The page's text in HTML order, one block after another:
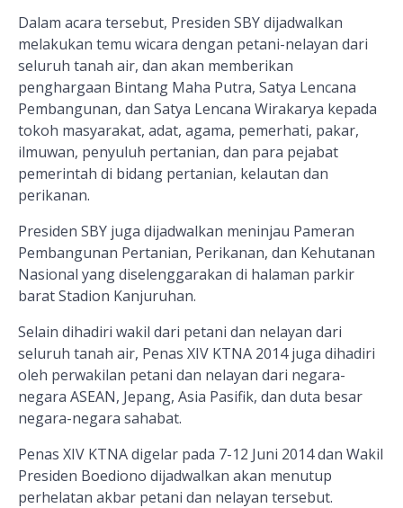
Dalam acara tersebut, Presiden SBY dijadwalkan
melakukan temu wicara dengan petani-nelayan dari
seluruh tanah air, dan akan memberikan
penghargaan Bintang Maha Putra, Satya Lencana
Pembangunan, dan Satya Lencana Wirakarya kepada
tokoh masyarakat, adat, agama, pemerhati, pakar,
ilmuwan, penyuluh pertanian, dan para pejabat
pemerintah di bidang pertanian, kelautan dan
perikanan.
Presiden SBY juga dijadwalkan meninjau Pameran
Pembangunan Pertanian, Perikanan, dan Kehutanan
Nasional yang diselenggarakan di halaman parkir
barat Stadion Kanjuruhan.
Selain dihadiri wakil dari petani dan nelayan dari
seluruh tanah air, Penas XIV KTNA 2014 juga dihadiri
oleh perwakilan petani dan nelayan dari negara-
negara ASEAN, Jepang, Asia Pasifik, dan duta besar
negara-negara sahabat.
Penas XIV KTNA digelar pada 7-12 Juni 2014 dan Wakil
Presiden Boediono dijadwalkan akan menutup
perhelatan akbar petani dan nelayan tersebut.